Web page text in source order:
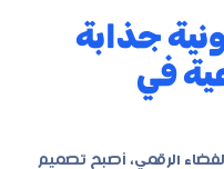
جذابة
في
الرقمي، أصبح تصميم